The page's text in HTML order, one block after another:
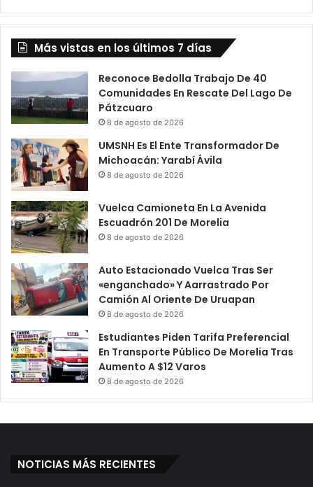
Oficial
Más vistas en los últimos 7 días
Reconoce Bedolla Trabajo De 40
Comunidades En Rescate Del Lago De
Pátzcuaro
8 de agosto de 2026
UMSNH Es El Ente Transformador De
Michoacán: Yarabí Ávila
8 de agosto de 2026
Vuelca Camioneta En La Avenida
Escuadrón 201 De Morelia
8 de agosto de 2026
Auto Estacionado Vuelca Tras Ser
«enganchado» Y Aarrastrado Por
Camión Al Oriente De Uruapan
8 de agosto de 2026
Estudiantes Piden Tarifa Preferencial
En Transporte Público De Morelia Tras
Aumento A $12 Varos
8 de agosto de 2026
NOTICIAS MÁS RECIENTES